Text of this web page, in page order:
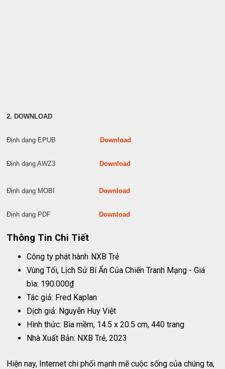
2. DOWNLOAD
Định dạng EPUB Download
Định dạng AWZ3 Download
Định dạng MOBI Download
Định dạng PDF Download
Thông Tin Chi Tiết
Công ty phát hành NXB Trẻ
Vùng Tối, Lịch Sử Bí Ẩn Của Chiến Tranh Mạng - Giá
bìa: 190.000₫
Tác giả: Fred Kaplan
Dịch giả: Nguyễn Huy Việt
Hình thức: Bìa mềm, 14.5 x 20.5 cm, 440 trang
Nhà Xuất Bản: NXB Trẻ, 2023
Hiện nay, Internet chi phối mạnh mẽ cuộc sống của chúng ta,